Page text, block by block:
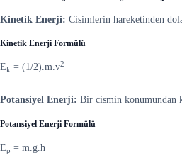
Kinetik Enerji: Cisimlerin hareketinden
Kinetik Enerji Formülü
Ek = (1/2).m.v2
Potansiyel Enerji: Bir cismin konumundan
Potansiyel Enerji Formülü
Ep = m.g.h